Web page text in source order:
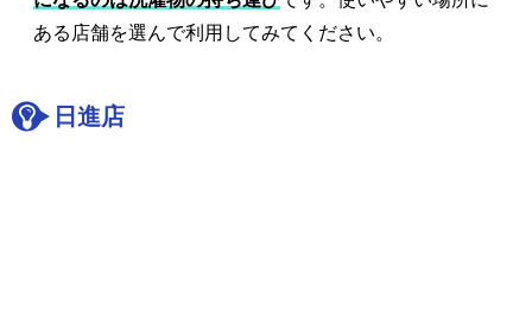
ある店舗を選んで利用してみてください。
日進店